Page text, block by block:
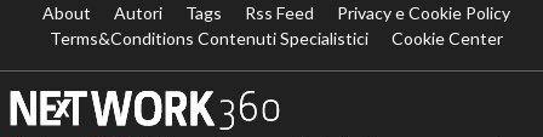
About Autori Tags Rss Feed
Privacy e Cookie Policy
Terms&Conditions Contenuti Specialistici
Cookie Center